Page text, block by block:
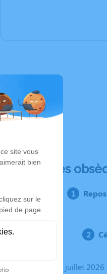
Déroulé des
Le jeudi 16 juillet